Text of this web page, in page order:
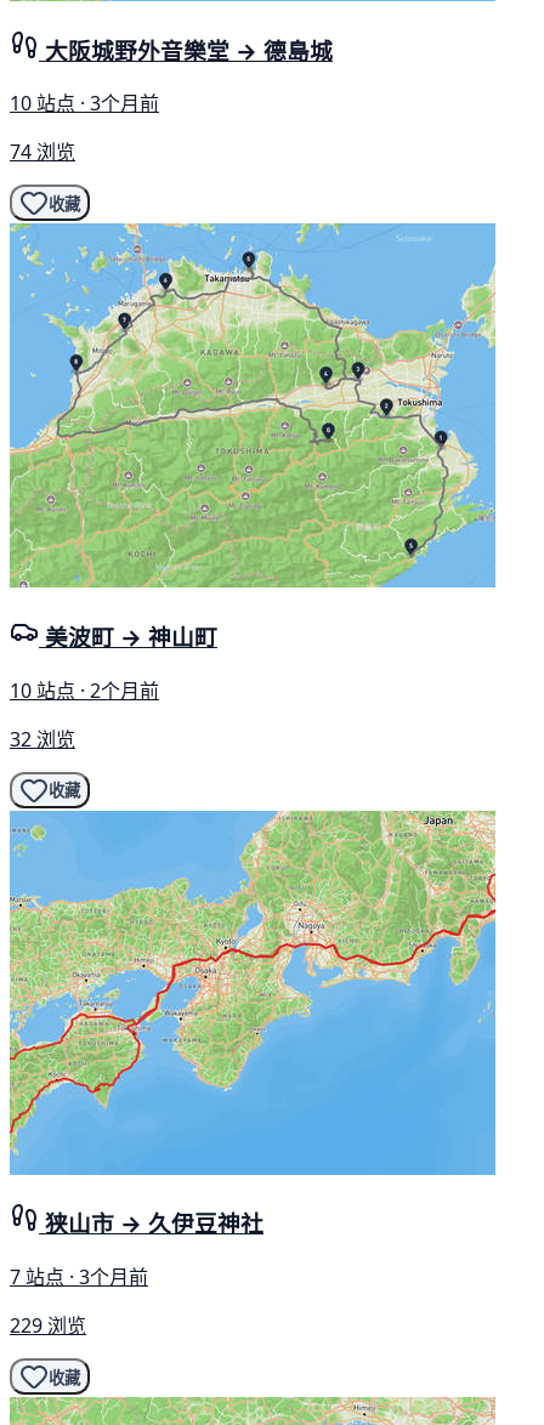
大阪城野外音樂堂 → 德島城
10 站点 · 3个月前
74 浏览
收藏
美波町 → 神山町
10 站点 · 2个月前
32 浏览
收藏
狭山市 → 久伊豆神社
7 站点 · 3个月前
229 浏览
收藏